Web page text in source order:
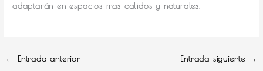
adaptarán en espacios mas calidos y naturales.
← Entrada anterior Entrada siguiente →